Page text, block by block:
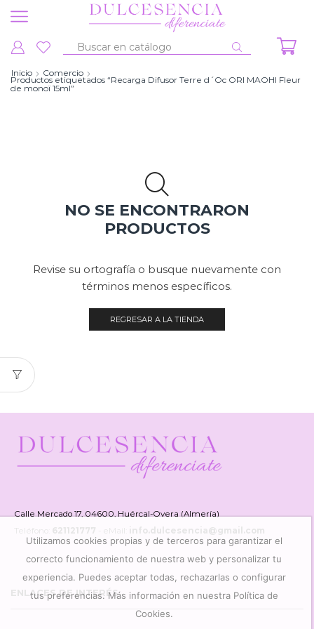
Entrada
búsqueda
Inicio Comercio
Productos etiquetados “Recarga Difusor Terre d´Oc ORI MAOHI Fleur
de monoï 15ml”
NO SE ENCONTRARON
PRODUCTOS
Revise su ortografía o busque nuevamente con
términos menos específicos.
REGRESAR A LA TIENDA
Calle Mercado 17, 04600, Huércal-Overa (Almería)
Teléfono: 621121777 info.dulcesencia@gmail.com
ENLACES DE INTERÉS
Utilizamos cookies propias y de terceros para garantizar el
correcto funcionamiento de nuestra web y personalizar tu
experiencia. Puedes aceptar todas, rechazarlas o configurar
tus preferencias. Más información en nuestra Política de
Cookies.